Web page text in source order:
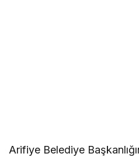
Arifiye Belediye